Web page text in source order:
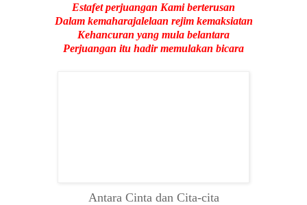
Estafet perjuangan Kami berterusan
Dalam kemaharajalelaan rejim kemaksiatan
Kehancuran yang mula belantara
Perjuangan itu hadir memulakan bicara
Antara Cinta dan Cita-cita